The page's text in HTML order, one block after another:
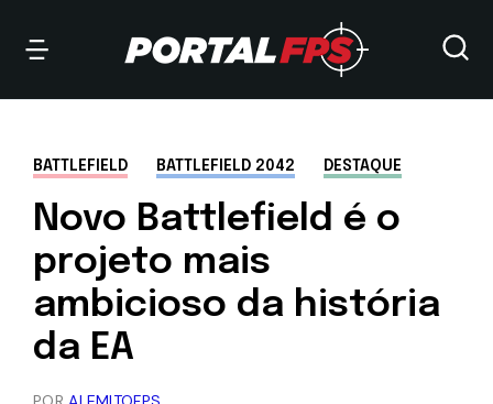
BATTLEFIELD BATTLEFIELD 2042 DESTAQUE
Novo Battlefield é o
projeto mais
ambicioso da história
da EA